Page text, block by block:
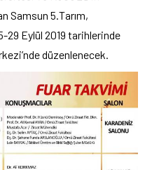
Samsun 5.Tarım,
29 Eylül 2019 tarihlerinde
düzenlenecek.